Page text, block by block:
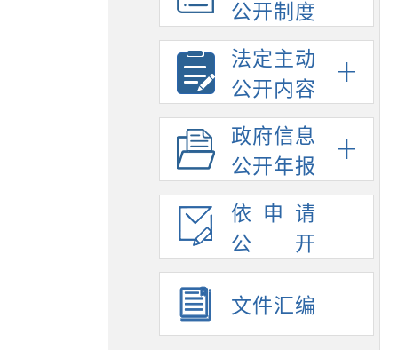
公开制度
法定主动
公开内容
政府信息
公开年报
依申请
公开
文件汇编